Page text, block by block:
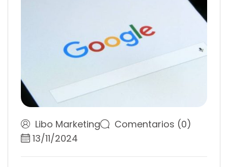
Libo Marketing
Comentarios (0)
13/11/2024